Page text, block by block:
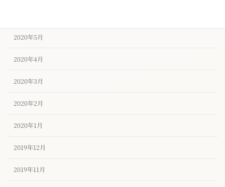
2020年5月
2020年4月
2020年3月
2020年2月
2020年1月
2019年12月
2019年11月